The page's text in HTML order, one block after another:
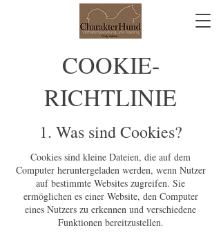
COOKIE-
RICHTLINIE
1. Was sind Cookies?
Cookies sind kleine Dateien, die auf dem
Computer heruntergeladen werden, wenn Nutzer
auf bestimmte Websites zugreifen. Sie
ermöglichen es einer Website, den Computer
eines Nutzers zu erkennen und verschiedene
Funktionen bereitzustellen.